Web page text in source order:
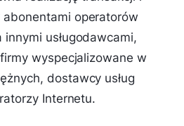
abonentami operatorów
usługodawcami,
wyspecjalizowane w
dostawcy usług
Internetu.